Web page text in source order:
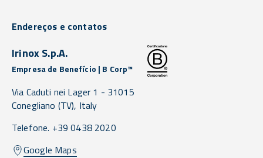
Endereços e contatos
Irinox S.p.A.
Empresa de Benefício | B Corp™
Via Caduti nei Lager 1 - 31015
Conegliano (TV), Italy
Telefone. +39 0438 2020
Google Maps